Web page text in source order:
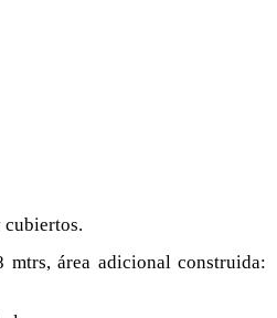
cubiertos.
mtrs, área adicional construida: